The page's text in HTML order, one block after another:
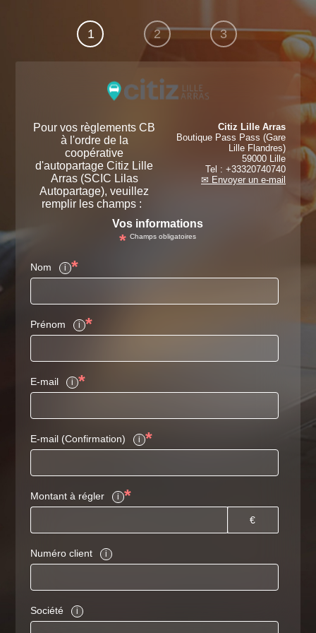
1 2 3
Pour vos règlements CB
à l'ordre de la
coopérative
d'autopartage Citiz Lille
Arras (SCIC Lilas
Autopartage), veuillez
remplir les champs :
Citiz Lille Arras
Boutique Pass Pass (Gare
Lille Flandres)
59000 Lille
Tel : +33320740740
✉ Envoyer un e-mail
Vos informations
* Champs obligatoires
Nom i *
Prénom i *
E-mail i *
E-mail (Confirmation) i *
Montant à régler i *
€
Numéro client i
Société i